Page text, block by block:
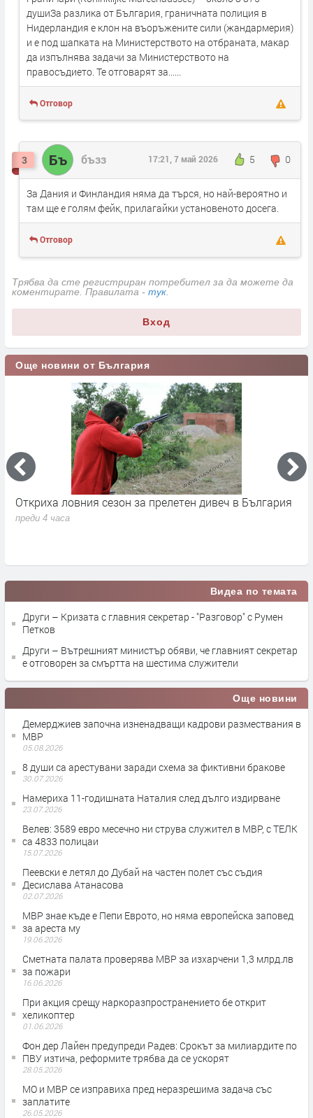
душиЗа разлика от България, граничната полиция в
Нидерландия е клон на въоръжените сили (жандармерия)
и е под шапката на Министерството на отбраната, макар
да изпълнява задачи за Министерството на
правосъдието. Те отговарят за......
Отговор
3 Бъ бъзз 5 0
17:21, 7 май 2026
За Дания и Финландия няма да търся, но най-вероятно и
там ще е голям фейк, прилагайки установеното досега.
Отговор
Трябва да сте регистриран потребител за да можете да
коментирате. Правилата - тук
Вход
Още новини от България
Най-застрашени от западнонилска треска са хората
над 60 години и тези с имунен дефицит
Видеа по темата
Други – Кризата с главния секретар - "Разговор" с Румен
Петков
Други – Вътрешният министър обяви, че главният секретар
е отговорен за смъртта на шестима служители
Още новини
Демерджиев започна изненадващи кадрови размествания в
МВР
05.08.2026
8 души са арестувани заради схема за фиктивни бракове
30.07.2026
Намериха 11-годишната Наталия след дълго издирване
23.07.2026
Велев: 3589 евро месечно ни струва служител в МВР, с ТЕЛК
са 4833 полицаи
15.07.2026
Пеевски е летял до Дубай на частен полет със съдия
Десислава Атанасова
02.07.2026
МВР знае къде е Пепи Еврото, но няма европейска заповед
за ареста му
19.06.2026
Сметната палата проверява МВР за изхарчени 1,3 млрд.лв
за пожари
16.06.2026
При акция срещу наркоразпространението бе открит
хеликоптер
01.06.2026
Фон дер Лайен предупреди Радев: Срокът за милиардите по
ПВУ изтича, реформите трябва да се ускорят
28.05.2026
МО и МВР се изправиха пред неразрешима задача със
заплатите
26.05.2026